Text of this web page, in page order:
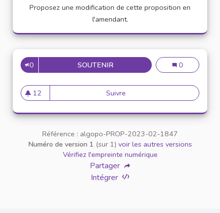
Proposez une modification de cette proposition en
l'amendant.
0 SOUTENIR15 15
0
12
12 abonnés
Suivre
Référence : algopo-PROP-2023-02-1847
Numéro de version 1 (sur 1) voir les autres versions
Vérifiez l'empreinte numérique
Partager
Intégrer